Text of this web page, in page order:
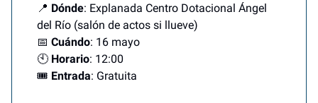
📍 Dónde: Explanada Centro Dotacional Ángel
del Río (salón de actos si llueve)
📅 Cuándo: 16 mayo
🕙 Horario: 12:00
🎟️ Entrada: Gratuita